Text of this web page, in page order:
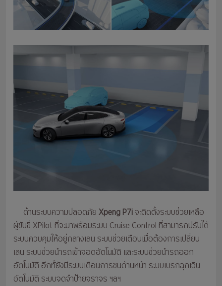
ด้านระบบความปลอดภัยXpeng P7iจะติดตั้งระบบช่วยเหลือ
ผู้ขับขี่ XPilot ที่จะมาพร้อมระบบ Cruise Control ที่สามารถปรับได้
ระบบควบคุมให้อยู่กลางเลน ระบบช่วยเตือนเมื่อต้องการเปลี่ยน
เลน ระบบช่วยนำรถเข้าจอดอัตโนมัติ และระบบช่วยนำรถออก
อัตโนมัติ อีกทั้ยังมีระบบเตือนการชนด้านหน้า ระบบเบรกฉุกเฉิน
อัตโนมัติ ระบบจดจำป้ายจราจร ฯลฯ